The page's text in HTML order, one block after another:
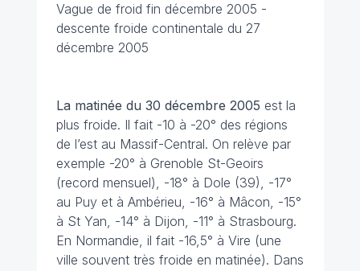
Vague de froid fin décembre 2005 -
descente froide continentale du 27
décembre 2005
La matinée du 30 décembre 2005 est la
plus froide. Il fait -10 à -20° des régions
de l’est au Massif-Central. On relève par
exemple -20° à Grenoble St-Geoirs
(record mensuel), -18° à Dole (39), -17°
au Puy et à Ambérieu, -16° à Mâcon, -15°
à St Yan, -14° à Dijon, -11° à Strasbourg.
En Normandie, il fait -16,5° à Vire (une
ville souvent très froide en matinée). Dans